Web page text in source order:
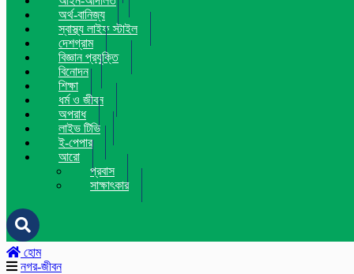
অর্থ-বানিজ্য
স্বাস্থ্য লাইফ স্টাইল
দেশগ্রাম
বিজ্ঞান প্রযুক্তি
বিনোদন
শিক্ষা
ধর্ম ও জীবন
অপরাধ
লাইভ টিভি
ই-পেপার
আরো
প্রবাস
সাক্ষাৎকার
হোম
নগর-জীবন